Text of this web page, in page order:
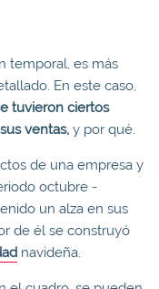
temporal, es más
En este caso,
tuvieron ciertos
ventas, y por qué.
de una empresa y
octubre -
un alza en sus
de él se construyó
navideña.